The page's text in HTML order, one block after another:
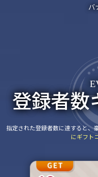
バ
登録者数
指定された登録者数に達すると、
にギフト